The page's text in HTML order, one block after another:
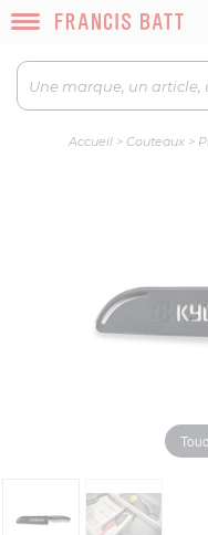
Accueil> Couteaux>